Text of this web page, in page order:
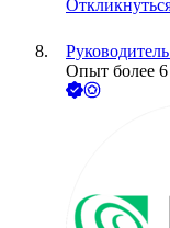
Опыт более 6